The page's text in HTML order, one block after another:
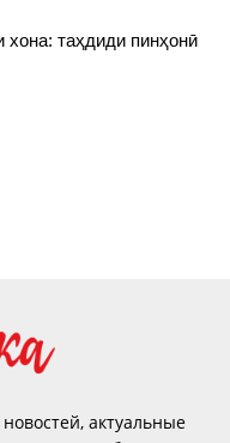
хона: таҳдиди пинҳонӣ
актуальные